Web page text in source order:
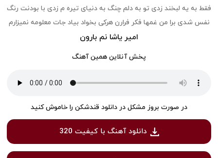
فقط به یه لبخند زدی تو به دلم چنگ به دنیای تیره م زدی با بودنت رنگ
نفس شدی برا من غمها فکر فرارن هرکی بخواد بیاد جات معلومه نمیزارم
امیر یاشا نم بارون
پخش آنلاین همین آهنگ
در صورت بروز مشکل در دانلود قندشکن را خاموش کنید
دانلود آهنگ با کیفیت 320